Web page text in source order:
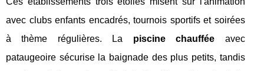
avec clubs enfants encadrés, tournois sportifs et soirées
à thème régulières. La piscine chauffée avec
pataugeoire sécurise la baignade des plus petits, tandis